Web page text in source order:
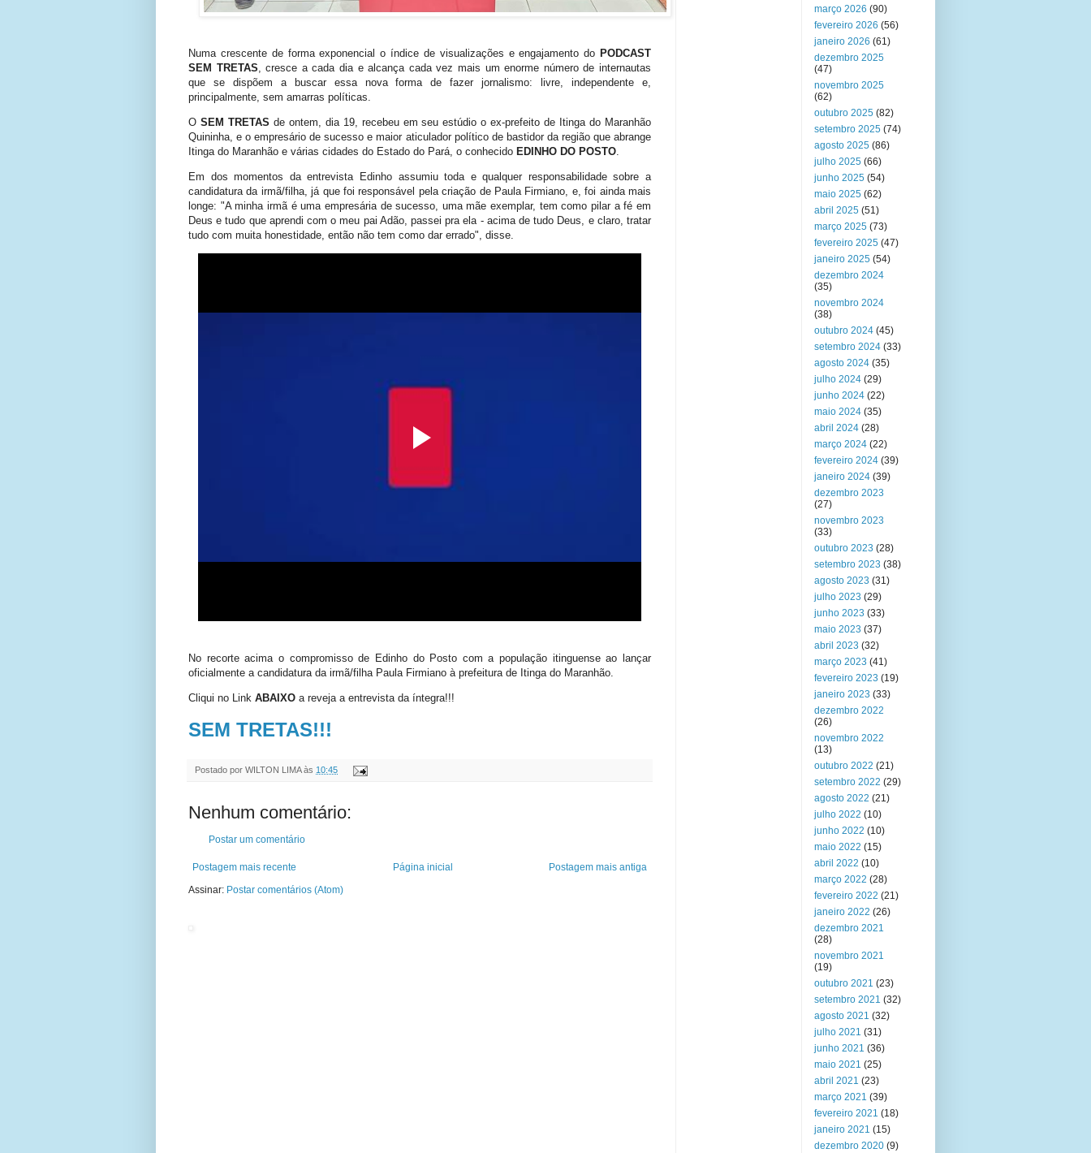
Numa crescente de forma exponencial o índice de visualizações e engajamento do PODCAST
SEM TRETAS , cresce a cada dia e alcança cada vez mais um enorme número de internautas
que se dispõem a buscar essa nova forma de fazer jornalismo: livre, independente e,
principalmente, sem amarras políticas.
O SEM TRETAS de ontem, dia 19, recebeu em seu estúdio o ex-prefeito de Itinga do Maranhão
Quininha, e o empresário de sucesso e maior aticulador político de bastidor da região que abrange
Itinga do Maranhão e várias cidades do Estado do Pará, o conhecido EDINHO DO POSTO.
Em dos momentos da entrevista Edinho assumiu toda e qualquer responsabilidade sobre a
candidatura da irmã/filha, já que foi responsável pela criação de Paula Firmiano, e, foi ainda mais
longe: "A minha irmã é uma empresária de sucesso, uma mãe exemplar, tem como pilar a fé em
Deus e tudo que aprendi com o meu pai Adão, passei pra ela - acima de tudo Deus, e claro, tratar
tudo com muita honestidade, então não tem como dar errado", disse.
No recorte acima o compromisso de Edinho do Posto com a população itinguense ao lançar
oficialmente a candidatura da irmã/filha Paula Firmiano à prefeitura de Itinga do Maranhão.
Cliqui no Link ABAIXO a reveja a entrevista da íntegra!!!
SEM TRETAS!!!
Postado por WILTON LIMA às 10:45
Nenhum comentário:
Postar um comentário
Postagem mais recente Postagem mais antiga
Página inicial
Assinar: Postar comentários (Atom)
março 2026 (90)
fevereiro 2026 (56)
janeiro 2026 (61)
dezembro 2025
(47)
novembro 2025
(62)
outubro 2025 (82)
setembro 2025 (74)
agosto 2025 (86)
julho 2025 (66)
junho 2025 (54)
maio 2025 (62)
abril 2025 (51)
março 2025 (73)
fevereiro 2025 (47)
janeiro 2025 (54)
dezembro 2024
(35)
novembro 2024
(38)
outubro 2024 (45)
setembro 2024 (33)
agosto 2024 (35)
julho 2024 (29)
junho 2024 (22)
maio 2024 (35)
abril 2024 (28)
março 2024 (22)
fevereiro 2024 (39)
janeiro 2024 (39)
dezembro 2023
(27)
novembro 2023
(33)
outubro 2023 (28)
setembro 2023 (38)
agosto 2023 (31)
julho 2023 (29)
junho 2023 (33)
maio 2023 (37)
abril 2023 (32)
março 2023 (41)
fevereiro 2023 (19)
janeiro 2023 (33)
dezembro 2022
(26)
novembro 2022
(13)
outubro 2022 (21)
setembro 2022 (29)
agosto 2022 (21)
julho 2022 (10)
junho 2022 (10)
maio 2022 (15)
abril 2022 (10)
março 2022 (28)
fevereiro 2022 (21)
janeiro 2022 (26)
dezembro 2021
(28)
novembro 2021
(19)
outubro 2021 (23)
setembro 2021 (32)
agosto 2021 (32)
julho 2021 (31)
junho 2021 (36)
maio 2021 (25)
abril 2021 (23)
março 2021 (39)
fevereiro 2021 (18)
janeiro 2021 (15)
dezembro 2020 (9)